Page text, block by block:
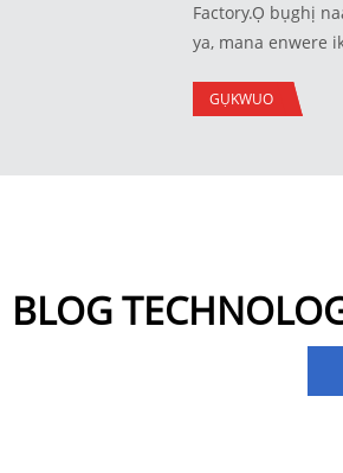
Factory.Ọ bụghị
ya, mana enwere
ite ifuru, bọket
GỤKWUO
BLOG